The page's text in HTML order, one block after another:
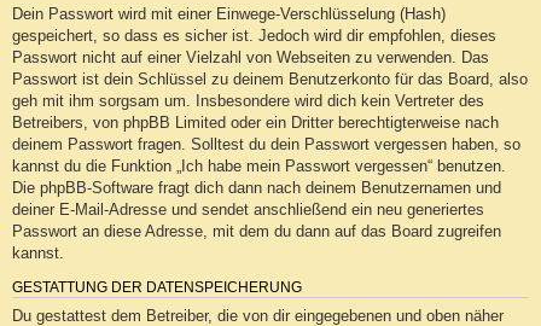
Dein Passwort wird mit einer Einwege-Verschlüsselung (Hash)
gespeichert, so dass es sicher ist. Jedoch wird dir empfohlen, dieses
Passwort nicht auf einer Vielzahl von Webseiten zu verwenden. Das
Passwort ist dein Schlüssel zu deinem Benutzerkonto für das Board, also
geh mit ihm sorgsam um. Insbesondere wird dich kein Vertreter des
Betreibers, von phpBB Limited oder ein Dritter berechtigterweise nach
deinem Passwort fragen. Solltest du dein Passwort vergessen haben, so
kannst du die Funktion „Ich habe mein Passwort vergessen“ benutzen.
Die phpBB-Software fragt dich dann nach deinem Benutzernamen und
deiner E-Mail-Adresse und sendet anschließend ein neu generiertes
Passwort an diese Adresse, mit dem du dann auf das Board zugreifen
kannst.
GESTATTUNG DER DATENSPEICHERUNG
Du gestattest dem Betreiber, die von dir eingegebenen und oben näher